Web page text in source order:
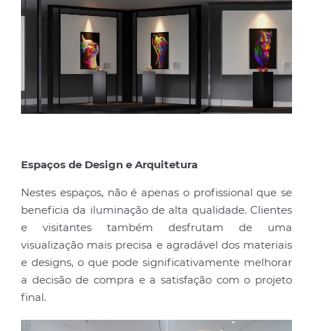
Espaços de Design e Arquitetura
Nestes espaços, não é apenas o profissional que se
beneficia da iluminação de alta qualidade. Clientes
e visitantes também desfrutam de uma
visualização mais precisa e agradável dos materiais
e designs, o que pode significativamente melhorar
a decisão de compra e a satisfação com o projeto
final.